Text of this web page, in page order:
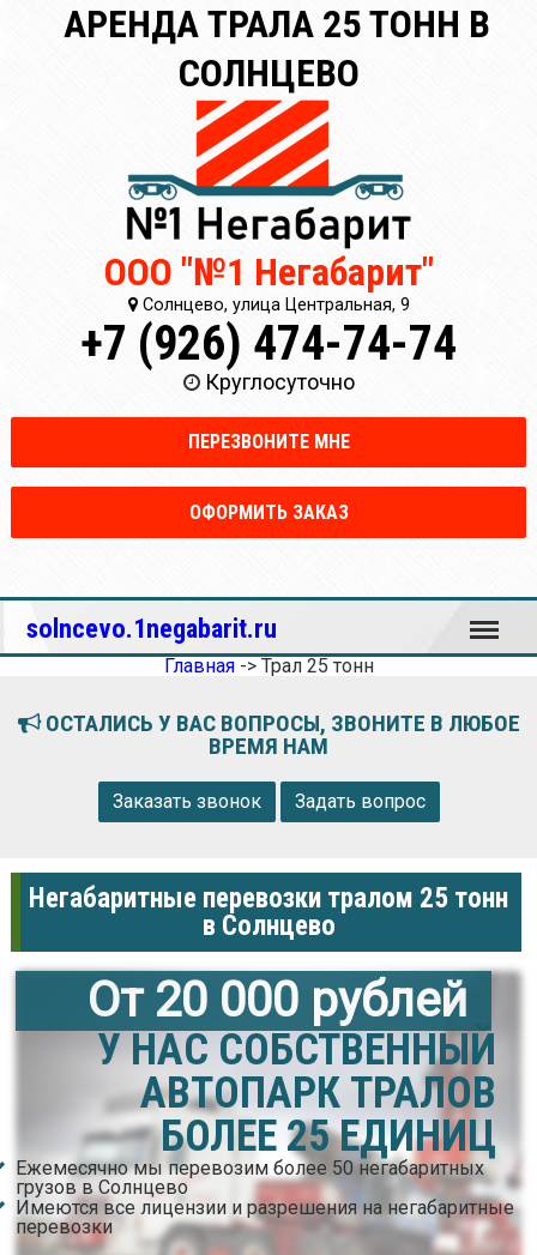
АРЕНДА ТРАЛА 25 ТОНН В
СОЛНЦЕВО
ООО "№1 Негабарит"
Солнцево, улица Центральная, 9
+7 (926) 474-74-74
Круглосуточно
ПЕРЕЗВОНИТЕ МНЕ
ОФОРМИТЬ ЗАКАЗ
solncevo.1negabarit.ru Меню
Главная-> Трал 25 тонн
ОСТАЛИСЬ У ВАС ВОПРОСЫ, ЗВОНИТЕ В ЛЮБОЕ
ВРЕМЯ НАМ
Заказать звонок Задать вопрос
Негабаритные перевозки тралом 25 тонн
в Солнцево
От 20 000 рублей
У НАС СОБСТВЕННЫЙ
АВТОПАРК ТРАЛОВ
БОЛЕЕ 25 ЕДИНИЦ
Ежемесячно мы перевозим более 50 негабаритных
грузов в Солнцево
Имеются все лицензии и разрешения на негабаритные
перевозки